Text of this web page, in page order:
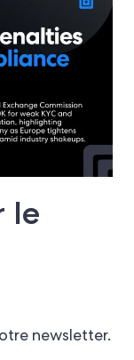
le
newsletter.